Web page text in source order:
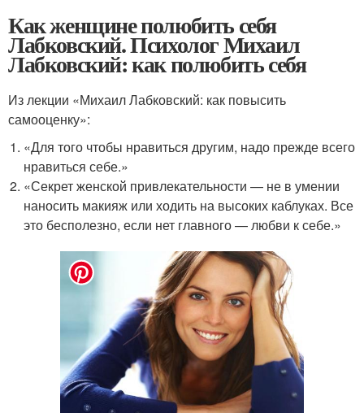
Как женщине полюбить себя
Лабковский. Психолог Михаил
Лабковский: как полюбить себя
Из лекции «Михаил Лабковский: как повысить
самооценку»:
«Для того чтобы нравиться другим, надо прежде всего
нравиться себе.»
«Секрет женской привлекательности — не в умении
наносить макияж или ходить на высоких каблуках. Все
это бесполезно, если нет главного — любви к себе.»